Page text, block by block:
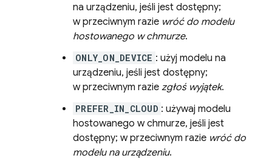
na urządzeniu, jeśli jest dostępny;
w przeciwnym razie wróć do modelu
hostowanego w chmurze.
ONLY_ON_DEVICE : użyj modelu na
urządzeniu, jeśli jest dostępny;
w przeciwnym razie zgłoś wyjątek.
PREFER_IN_CLOUD : używaj modelu
hostowanego w chmurze, jeśli jest
dostępny; w przeciwnym razie wróć do
modelu na urządzeniu.